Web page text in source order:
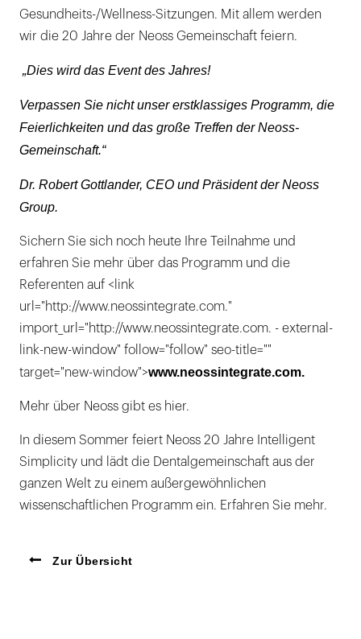
Gesundheits-/Wellness-Sitzungen. Mit allem werden
wir die 20 Jahre der Neoss Gemeinschaft feiern.
„Dies wird das Event des Jahres!
Verpassen Sie nicht unser erstklassiges Programm, die
Feierlichkeiten und das große Treffen der Neoss-
Gemeinschaft.“
Dr. Robert Gottlander, CEO und Präsident der Neoss
Group.
Sichern Sie sich noch heute Ihre Teilnahme und
erfahren Sie mehr über das Programm und die
Referenten auf <link
url="http://www.neossintegrate.com."
import_url="http://www.neossintegrate.com. - external-
link-new-window" follow="follow" seo-title=""
target="new-window">www.neossintegrate.com.
Mehr über Neoss gibt es hier.
In diesem Sommer feiert Neoss 20 Jahre Intelligent
Simplicity und lädt die Dentalgemeinschaft aus der
ganzen Welt zu einem außergewöhnlichen
wissenschaftlichen Programm ein. Erfahren Sie mehr.
Zur Übersicht